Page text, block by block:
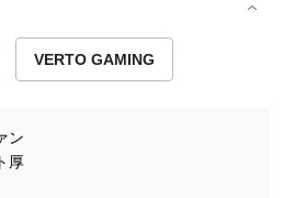
VERTO GAMING
ン
厚